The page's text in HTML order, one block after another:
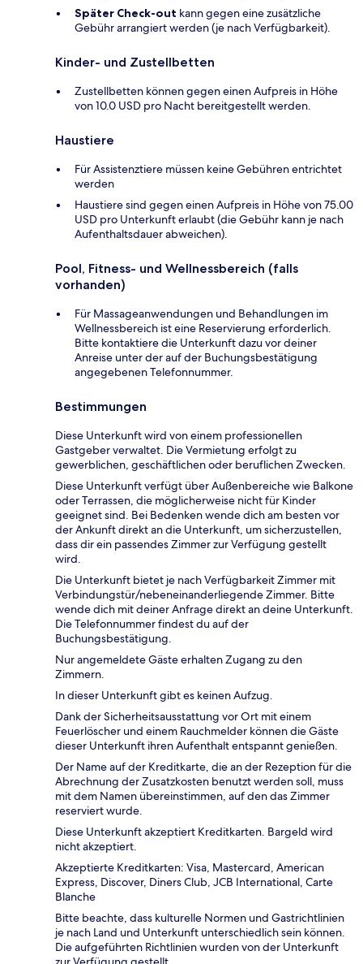
Später Check-out kann gegen eine zusätzliche
Gebühr arrangiert werden (je nach Verfügbarkeit).
Kinder- und Zustellbetten
Zustellbetten können gegen einen Aufpreis in Höhe
von 10.0 USD pro Nacht bereitgestellt werden.
Haustiere
Für Assistenztiere müssen keine Gebühren entrichtet
werden
Haustiere sind gegen einen Aufpreis in Höhe von 75.00
USD pro Unterkunft erlaubt (die Gebühr kann je nach
Aufenthaltsdauer abweichen).
Pool, Fitness- und Wellnessbereich (falls
vorhanden)
Für Massageanwendungen und Behandlungen im
Wellnessbereich ist eine Reservierung erforderlich.
Bitte kontaktiere die Unterkunft dazu vor deiner
Anreise unter der auf der Buchungsbestätigung
angegebenen Telefonnummer.
Bestimmungen
Diese Unterkunft wird von einem professionellen
Gastgeber verwaltet. Die Vermietung erfolgt zu
gewerblichen, geschäftlichen oder beruflichen Zwecken.
Diese Unterkunft verfügt über Außenbereiche wie Balkone
oder Terrassen, die möglicherweise nicht für Kinder
geeignet sind. Bei Bedenken wende dich am besten vor
der Ankunft direkt an die Unterkunft, um sicherzustellen,
dass dir ein passendes Zimmer zur Verfügung gestellt
wird.
Die Unterkunft bietet je nach Verfügbarkeit Zimmer mit
Verbindungstür/nebeneinanderliegende Zimmer. Bitte
wende dich mit deiner Anfrage direkt an deine Unterkunft.
Die Telefonnummer findest du auf der
Buchungsbestätigung.
Nur angemeldete Gäste erhalten Zugang zu den
Zimmern.
In dieser Unterkunft gibt es keinen Aufzug.
Dank der Sicherheitsausstattung vor Ort mit einem
Feuerlöscher und einem Rauchmelder können die Gäste
dieser Unterkunft ihren Aufenthalt entspannt genießen.
Der Name auf der Kreditkarte, die an der Rezeption für die
Abrechnung der Zusatzkosten benutzt werden soll, muss
mit dem Namen übereinstimmen, auf den das Zimmer
reserviert wurde.
Diese Unterkunft akzeptiert Kreditkarten. Bargeld wird
nicht akzeptiert.
Akzeptierte Kreditkarten: Visa, Mastercard, American
Express, Discover, Diners Club, JCB International, Carte
Blanche
Bitte beachte, dass kulturelle Normen und Gastrichtlinien
je nach Land und Unterkunft unterschiedlich sein können.
Die aufgeführten Richtlinien wurden von der Unterkunft